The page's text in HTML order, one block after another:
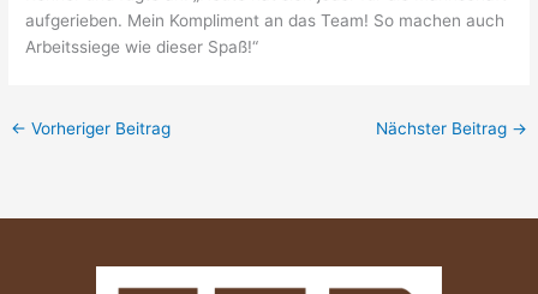
aufgerieben. Mein Kompliment an das Team! So machen auch
Arbeitssiege wie dieser Spaß!“
← Vorheriger Beitrag Nächster Beitrag →